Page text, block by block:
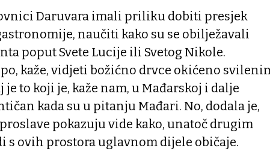
Daruvara imali priliku dobiti presjek
naučiti kako su se obilježavali
poput Svete Lucije ili Svetog Nikole.
kaže, vidjeti božićno drvce okićeno
to koji je, kaže nam, u Mađarskoj i dalje
kada su u pitanju Mađari. No, dodala je,
pokazuju vide kako, unatoč drugim
s ovih prostora uglavnom dijele običaje.